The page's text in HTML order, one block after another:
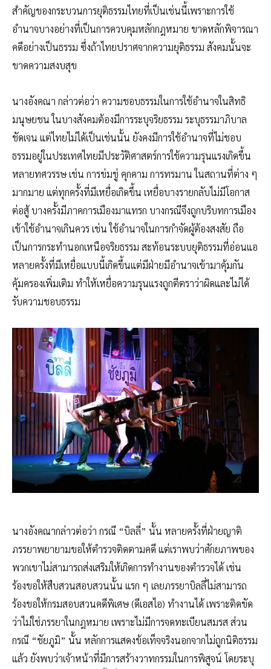
สำคัญของกระบวนการยุติธรรมไทยที่เป็นเช่นนี้เพราะการใช้
อำนาจบางอย่างที่เป็นการควบคุมหลักกฎหมาย ขาดหลักพิจารณา
คดีอย่างเป็นธรรม ซึ่งถ้าไทยปราศจากความยุติธรรม สังคมนั้นจะ
ขาดความสงบสุข
นางอังคณา กล่าวต่อว่า ความชอบธรรมในการใช้อำนาจในสิทธิ
มนุษยชน ในบางสังคมต้องมีการระบุจริยธรรม ระบุธรรมาภิบาล
ชัดเจน แต่ไทยไม่ได้เป็นเช่นนั้น ยังคงมีการใช้อำนาจที่ไม่ชอบ
ธรรมอยู่ในประเทศไทยมีประวัติศาสตร์การใช้ความรุนแรงเกิดขึ้น
หลายทศวรรษ เช่น การข่มขู่ คุกคาม การทรมาน ในสถานที่ต่าง ๆ
มากมาย แต่ทุกครั้งที่มีเหยื่อเกิดขึ้น เหยื่อบางรายกลับไม่มีโอกาส
ต่อสู้ บางครั้งมีภาคการเมืองมาแทรก บางกรณีจึงถูกบริบทการเมือง
เข้าใช้อำนาจเกินควร เช่น ใช้อำนาจในการกำจัดผู้ต้องสงสัย ถือ
เป็นการกระทำนอกเหนือจริยธรรม สะท้อนระบบยุติธรรมที่อ่อนแอ
หลายครั้งที่มีเหยื่อแบบนี้เกิดขึ้นแต่มีฝ่ายมีอำนาจเข้ามาคุ้มกัน
คุ้มครองเพิ่มเติม ทำให้เหยื่อความรุนแรงถูกตีตราว่าผิดและไม่ได้
รับความชอบธรรม
นางอังคณากล่าวต่อว่า กรณี “บิลลี่” นั้น หลายครั้งที่ฝ่ายญาติ
ภรรยาพยายามขอให้ตำรวจติดตามคดี แต่เราพบว่าศักยภาพของ
พวกเขาไม่สามารถส่งเสริมให้เกิดการทำงานของตำรวจได้ เช่น
ร้องขอให้สืบสวนสอบสวนนั้น แรก ๆ เลยภรรยาบิลลี่ไม่สามารถ
ร้องขอให้กรมสอบสวนคดีพิเศษ (ดีเอสไอ) ทำงานได้ เพราะติดขัด
ว่าไม่ใช่ภรรยาในกฎหมาย เพราะไม่มีการจดทะเบียนสมรส ส่วน
กรณี “ชัยภูมิ” นั้น หลักการแสดงข้อเท็จจริงนอกจากไม่ถูกนิติธรรม
แล้ว ยังพบว่าเจ้าหน้าที่มีการสร้างวาทกรรมในการพิสูจน์ โดยระบุ